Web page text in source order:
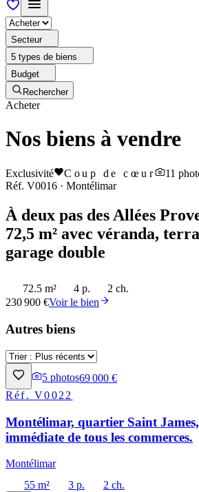
Secteur
5 types de biens
Budget
Rechercher
Acheter
Nos biens à vendre
Exclusivité Coup de cœur 11
Réf. V0016 · Montélimar
À deux pas des Allées
72,5 m² avec véranda,
garage double
72.5 m² 4 p.
2 ch.
230 900 €Voir le bien
Autres biens
5 photos69 000 €
Réf.V0022
Montélimar, quartier Saint
immédiate de tous les commerces.
Montélimar
55 m²
3 p.
2 ch.